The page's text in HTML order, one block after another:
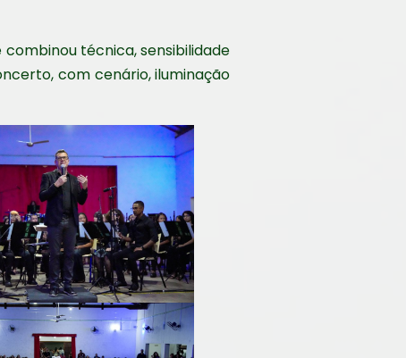
técnica, sensibilidade
com cenário, iluminação